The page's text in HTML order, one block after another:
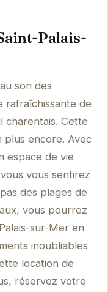
Palais-
son des
rafraîchissante de
charentais. Cette
plus encore. Avec
espace de vie
vous sentirez
des plages de
vous pourrez
sur-Mer en
inoubliables
location de
réservez votre